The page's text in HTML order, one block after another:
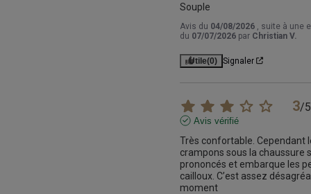
Souple
Avis du 04/08/2026 , suite à une
du 07/07/2026 par Christian V.
Utile(0) Signaler
3/5
Avis vérifié
Très confortable. Cependant
crampons sous la chaussure
prononcés et embarque les
cailloux. C’est assez
moment